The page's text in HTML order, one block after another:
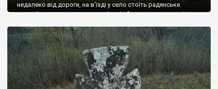
недалеко від дороги, на в’їзді у село стоїть радянське
рельєфне пано, яке показує жінку і яблуню, а трохи далі, десь
не видно, але видно дві стареньких колії у траві – […]